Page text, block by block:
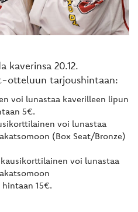
kaverinsa 20.12.
otteluun tarjoushintaan:
voi lunastaa kaverilleen lipun
5€.
voi lunastaa
(Box Seat/Bronze)
voi lunastaa
15€.